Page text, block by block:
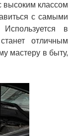
высоким классом
с самыми
в
отличным
мастеру в быту,